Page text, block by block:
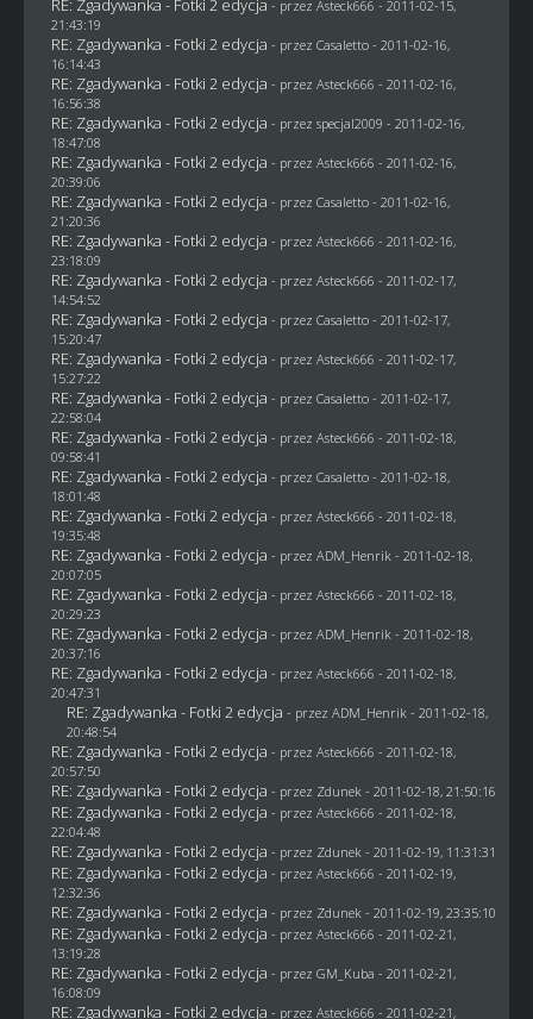
- przez Asteck666 - 2011-02-15,
21:43:19
RE: Zgadywanka - Fotki 2 edycja - przez Casaletto- 2011-02-16,
16:14:43
RE: Zgadywanka - Fotki 2 edycja - przez Asteck666 - 2011-02-16,
16:56:38
RE: Zgadywanka - Fotki 2 edycja - przez specjal2009 - 2011-02-16,
18:47:08
RE: Zgadywanka - Fotki 2 edycja - przez Asteck666 - 2011-02-16,
20:39:06
RE: Zgadywanka - Fotki 2 edycja - przez Casaletto- 2011-02-16,
21:20:36
RE: Zgadywanka - Fotki 2 edycja - przez Asteck666 - 2011-02-16,
23:18:09
RE: Zgadywanka - Fotki 2 edycja - przez Asteck666 - 2011-02-17,
14:54:52
RE: Zgadywanka - Fotki 2 edycja - przez Casaletto- 2011-02-17,
15:20:47
RE: Zgadywanka - Fotki 2 edycja - przez Asteck666 - 2011-02-17,
15:27:22
RE: Zgadywanka - Fotki 2 edycja - przez Casaletto- 2011-02-17,
22:58:04
RE: Zgadywanka - Fotki 2 edycja - przez Asteck666 - 2011-02-18,
09:58:41
RE: Zgadywanka - Fotki 2 edycja - przez Casaletto- 2011-02-18,
18:01:48
RE: Zgadywanka - Fotki 2 edycja - przez Asteck666 - 2011-02-18,
19:35:48
RE: Zgadywanka - Fotki 2 edycja - przez ADM_Henrik - 2011-02-18,
20:07:05
RE: Zgadywanka - Fotki 2 edycja - przez Asteck666 - 2011-02-18,
20:29:23
RE: Zgadywanka - Fotki 2 edycja - przez ADM_Henrik - 2011-02-18,
20:37:16
RE: Zgadywanka - Fotki 2 edycja - przez Asteck666 - 2011-02-18,
20:47:31
RE: Zgadywanka - Fotki 2 edycja - przez ADM_Henrik - 2011-02-18,
20:48:54
RE: Zgadywanka - Fotki 2 edycja - przez Asteck666 - 2011-02-18,
20:57:50
RE: Zgadywanka - Fotki 2 edycja - przez Zdunek - 2011-02-18, 21:50:16
RE: Zgadywanka - Fotki 2 edycja - przez Asteck666 - 2011-02-18,
22:04:48
RE: Zgadywanka - Fotki 2 edycja - przez Zdunek - 2011-02-19, 11:31:31
RE: Zgadywanka - Fotki 2 edycja - przez Asteck666 - 2011-02-19,
12:32:36
RE: Zgadywanka - Fotki 2 edycja - przez Zdunek - 2011-02-19, 23:35:10
RE: Zgadywanka - Fotki 2 edycja - przez Asteck666 - 2011-02-21,
13:19:28
RE: Zgadywanka - Fotki 2 edycja - przez GM_Kuba - 2011-02-21,
16:08:09
RE: Zgadywanka - Fotki 2 edycja - przez Asteck666 - 2011-02-21,